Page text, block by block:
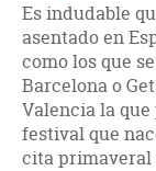
Es indudable
asentado en
como los que
Barcelona o
Valencia la
festival que
cita primaveral